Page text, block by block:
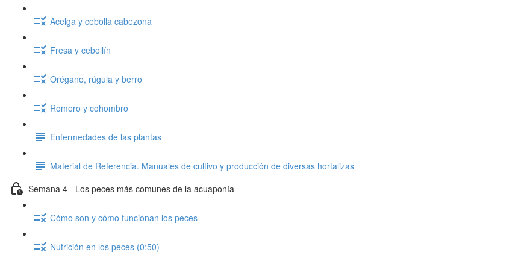
Acelga y cebolla cabezona
Fresa y cebollín
Orégano, rúgula y berro
Romero y cohombro
Enfermedades de las plantas
Material de Referencia. Manuales de cultivo y producción de diversas hortalizas
Semana 4 - Los peces más comunes de la acuaponía
Cómo son y cómo funcionan los peces
Nutrición en los peces (0:50)